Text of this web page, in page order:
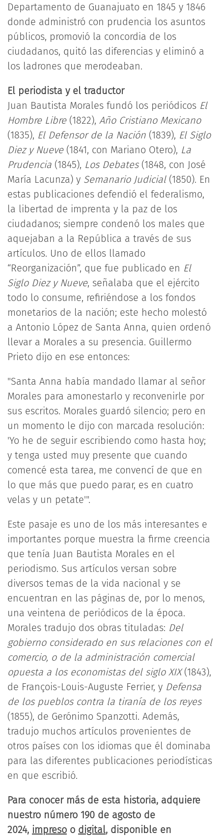
Departamento de Guanajuato en 1845 y 1846
donde administró con prudencia los asuntos
públicos, promovió la concordia de los
ciudadanos, quitó las diferencias y eliminó a
los ladrones que merodeaban.
El periodista y el traductor
Juan Bautista Morales fundó los periódicos El
Hombre Libre(1822), Año Cristiano Mexicano
(1835), El Defensor de la Nación (1839), El Siglo
Diez y Nueve(1841, con Mariano Otero), La
Prudencia (1845), Los Debates(1848, con José
María Lacunza) y Semanario Judicial (1850). En
estas publicaciones defendió el federalismo,
la libertad de imprenta y la paz de los
ciudadanos; siempre condenó los males que
aquejaban a la República a través de sus
artículos. Uno de ellos llamado
“Reorganización”, que fue publicado en El
Siglo Diez y Nueve, señalaba que el ejército
todo lo consume, refiriéndose a los fondos
monetarios de la nación; este hecho molestó
a Antonio López de Santa Anna, quien ordenó
llevar a Morales a su presencia. Guillermo
Prieto dijo en ese entonces:
"Santa Anna había mandado llamar al señor
Morales para amonestarlo y reconvenirle por
sus escritos. Morales guardó silencio; pero en
un momento le dijo con marcada resolución:
'Yo he de seguir escribiendo como hasta hoy;
y tenga usted muy presente que cuando
comencé esta tarea, me convencí de que en
lo que más que puedo parar, es en cuatro
velas y un petate'".
Este pasaje es uno de los más interesantes e
importantes porque muestra la firme creencia
que tenía Juan Bautista Morales en el
periodismo. Sus artículos versan sobre
diversos temas de la vida nacional y se
encuentran en las páginas de, por lo menos,
una veintena de periódicos de la época.
Morales tradujo dos obras tituladas: Del
gobierno considerado en sus relaciones con el
comercio, o de la administración comercial
opuesta a los economistas del siglo XIX(1843),
de François-Louis-Auguste Ferrier, y Defensa
de los pueblos contra la tiranía de los reyes
(1855), de Gerónimo Spanzotti. Además,
tradujo muchos artículos provenientes de
otros países con los idiomas que él dominaba
para las diferentes publicaciones periodísticas
en que escribió.
Para conocer más de esta historia, adquiere
nuestro número 190 de agosto de
2024, impreso o digital, disponible en